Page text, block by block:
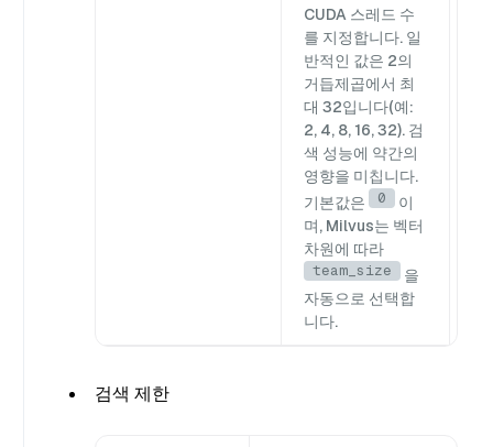
CUDA 스레드 수
를 지정합니다. 일
반적인 값은 2의
거듭제곱에서 최
대 32입니다(예:
2, 4, 8, 16, 32). 검
색 성능에 약간의
영향을 미칩니다.
기본값은
0
이
며, Milvus는 벡터
차원에 따라
team_size
을
자동으로 선택합
니다.
검색 제한